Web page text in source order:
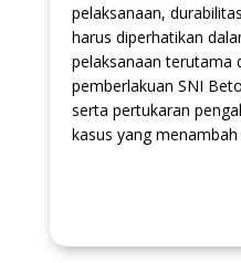
pelaksanaan,
harus diperhatikan
pelaksanaan terutama
pemberlakuan SNI
serta pertukaran
kasus yang